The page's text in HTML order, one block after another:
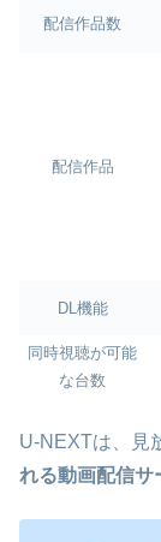
配信作品数
配信作品
DL機能
同時視聴が可能
な台数
U-NEXTは、見
れる動画配信サ